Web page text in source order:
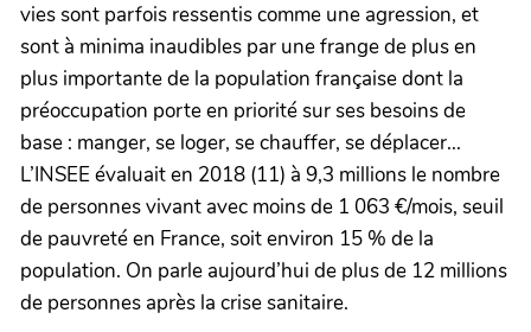
vies sont parfois ressentis comme une agression, et
sont à minima inaudibles par une frange de plus en
plus importante de la population française dont la
préoccupation porte en priorité sur ses besoins de
base : manger, se loger, se chauffer, se déplacer...
L’INSEE évaluait en 2018 (11) à 9,3 millions le nombre
de personnes vivant avec moins de 1 063 €/mois, seuil
de pauvreté en France, soit environ 15 % de la
population. On parle aujourd’hui de plus de 12 millions
de personnes après la crise sanitaire.